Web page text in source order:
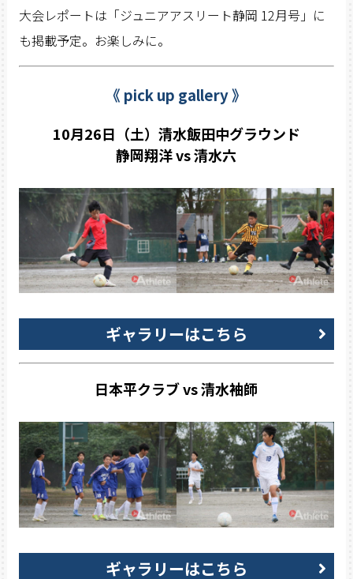
大会レポートは「ジュニアアスリート静岡 12月号」に
も掲載予定。お楽しみに。
《 pick up gallery 》
10月26日（土）清水飯田中グラウンド
静岡翔洋 vs 清水六
ギャラリーはこちら
日本平クラブ vs 清水袖師
ギャラリーはこちら